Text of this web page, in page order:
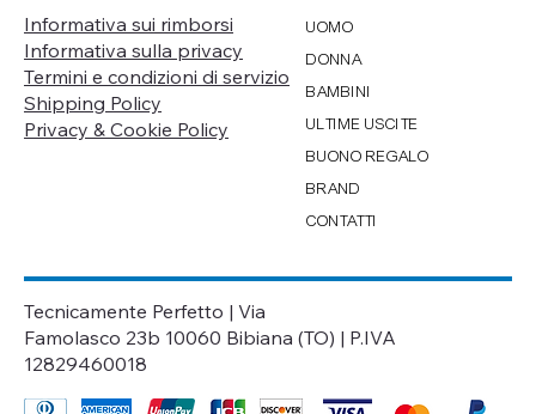
Informativa sui rimborsi
Informativa sulla privacy
Termini e condizioni di servizio
Shipping Policy
Privacy & Cookie Policy
UOMO
DONNA
BAMBINI
ULTIME USCITE
BUONO REGALO
BRAND
CONTATTI
Tecnicamente Perfetto | Via
Famolasco 23b 10060 Bibiana (TO) | P.IVA
12829460018